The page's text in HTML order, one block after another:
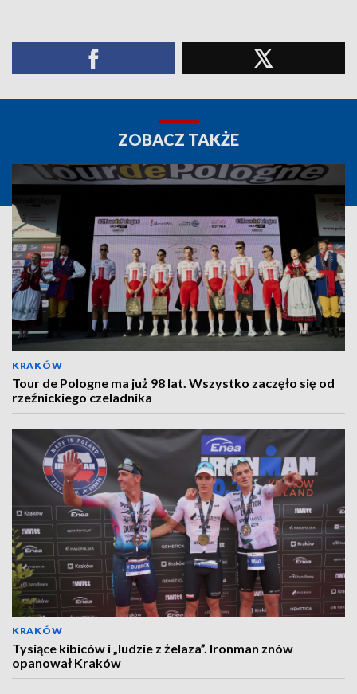
ZOBACZ TAKŻE
KRAKÓW
Tour de Pologne ma już 98 lat. Wszystko zaczęło się od
rzeźnickiego czeladnika
KRAKÓW
Tysiące kibiców i „ludzie z żelaza”. Ironman znów
opanował Kraków